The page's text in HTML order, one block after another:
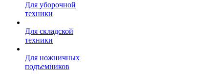
Для уборочной
техники
Для складской
техники
Для ножничных
подъемников